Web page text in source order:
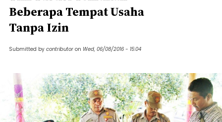
Beberapa Tempat Usaha
Tanpa Izin
Submitted by contributor on Wed, 06/08/2016 - 15:04